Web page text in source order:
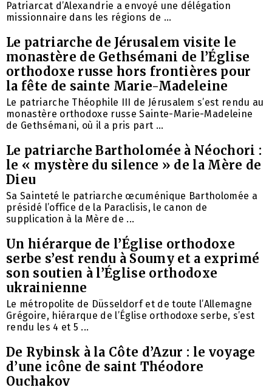
Patriarcat d’Alexandrie a envoyé une délégation
missionnaire dans les régions de ...
Le patriarche de Jérusalem visite le
monastère de Gethsémani de l’Église
orthodoxe russe hors frontières pour
la fête de sainte Marie-Madeleine
Le patriarche Théophile III de Jérusalem s’est rendu au
monastère orthodoxe russe Sainte-Marie-Madeleine
de Gethsémani, où il a pris part ...
Le patriarche Bartholomée à Néochori :
le « mystère du silence » de la Mère de
Dieu
Sa Sainteté le patriarche œcuménique Bartholomée a
présidé l’office de la Paraclisis, le canon de
supplication à la Mère de ...
Un hiérarque de l’Église orthodoxe
serbe s’est rendu à Soumy et a exprimé
son soutien à l’Église orthodoxe
ukrainienne
Le métropolite de Düsseldorf et de toute l’Allemagne
Grégoire, hiérarque de l’Église orthodoxe serbe, s’est
rendu les 4 et 5 ...
De Rybinsk à la Côte d’Azur : le voyage
d’une icône de saint Théodore
Ouchakov